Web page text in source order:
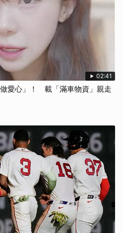
02:41
愛心」！ 載「滿車物資」親走